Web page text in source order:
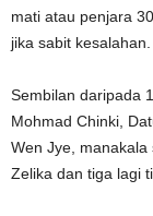
mati atau penjara
jika sabit kesalahan.
Sembilan daripada
Mohmad Chinki,
Wen Jye,
Zelika dan tiga lagi